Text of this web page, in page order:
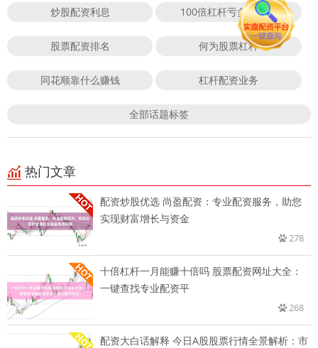
炒股配资利息 100倍杠杆亏多少爆仓
股票配资排名 何为股票杠杆
同花顺靠什么赚钱 杠杆配资业务
全部话题标签
热门文章
配资炒股优选 尚盈配资：专业配资服务，助您
实现财富增长与资金
278
十倍杠杆一月能赚十倍吗 股票配资网址大全：
一键查找专业配资平
268
配资大白话解释 今日A股股票行情全景解析：市